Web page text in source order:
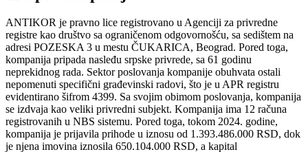
ANTIKOR je pravno lice registrovano u Agenciji za privredne
registre kao društvo sa ograničenom odgovornošću, sa sedištem na
adresi POZESKA 3 u mestu ČUKARICA, Beograd. Pored toga,
kompanija pripada nasleđu srpske privrede, sa 61 godinu
neprekidnog rada. Sektor poslovanja kompanije obuhvata ostali
nepomenuti specifični građevinski radovi, što je u APR registru
evidentirano šifrom 4399. Sa svojim obimom poslovanja, kompanija
se izdvaja kao veliki privredni subjekt. Kompanija ima 12 računa
registrovanih u NBS sistemu. Pored toga, tokom 2024. godine,
kompanija je prijavila prihode u iznosu od 1.393.486.000 RSD, dok
je njena imovina iznosila 650.104.000 RSD, a kapital